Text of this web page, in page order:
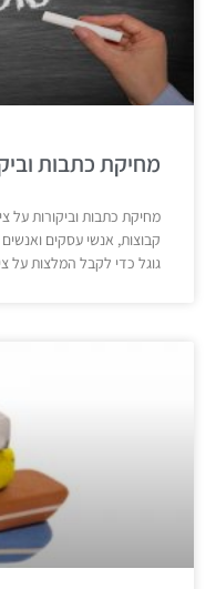
מחיקת כתבות
מחיקת כתבות וביקורות על
קבוצות, אנשי עסקים
גוגל כדי לקבל המלצות על